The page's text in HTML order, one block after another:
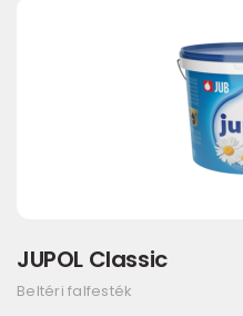
JUPOL Classic
Beltéri falfesték